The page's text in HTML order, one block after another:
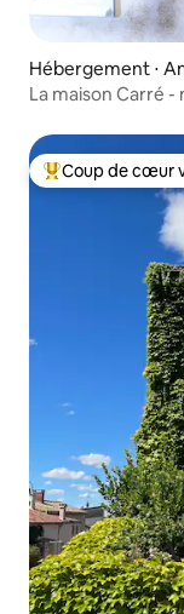
Hébergement ⋅
La maison Carré
Coups de cœur
Coup de cœur